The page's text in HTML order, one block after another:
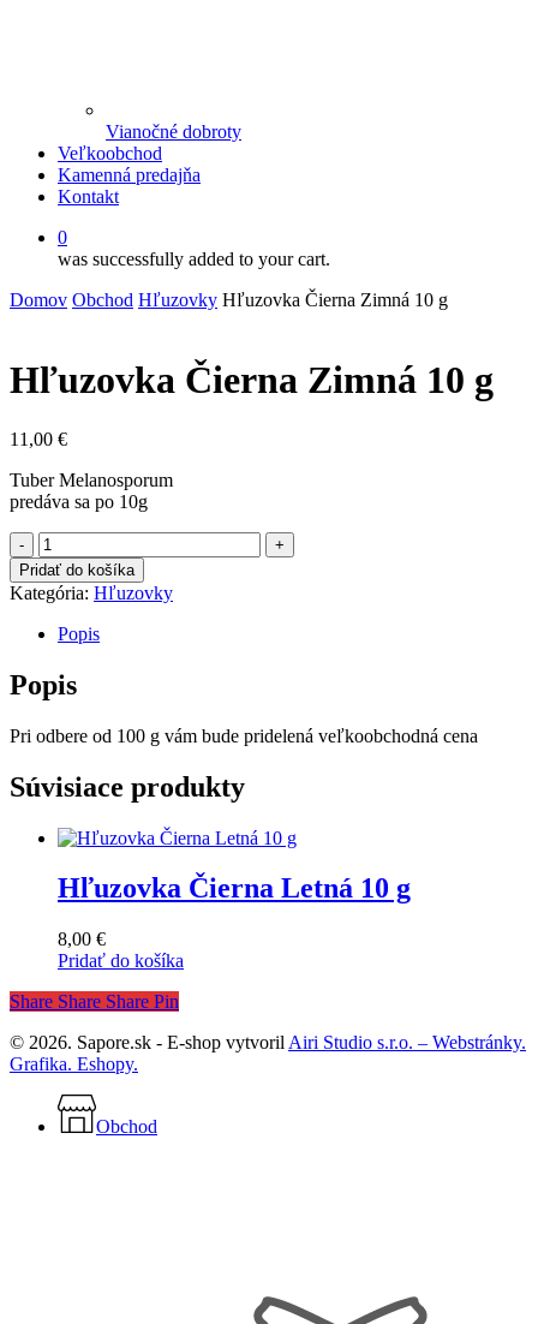
Vianočné dobroty
Veľkoobchod
Kamenná predajňa
Kontakt
0
was successfully added to your cart.
Domov Obchod Hľuzovky Hľuzovka Čierna Zimná 10 g
Hľuzovka Čierna Zimná 10 g
11,00 €
Tuber Melanosporum
predáva sa po 10g
množstvo
Hľuzovka
Čierna
Zimná
10
Pridať do košíka
Kategória: Hľuzovky
Popis
Popis
Pri odbere od 100 g vám bude pridelená veľkoobchodná cena
Súvisiace produkty
Hľuzovka Čierna Letná 10 g
8,00 €
Pridať do košíka
Share Share Share Pin
© 2026. Sapore.sk - E-shop vytvoril Airi Studio s.r.o. – Webstránky.
Grafika. Eshopy.
Menu
Obchod